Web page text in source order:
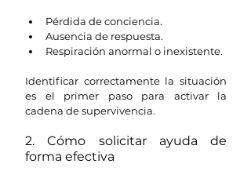
Pérdida de conciencia.
Ausencia de respuesta.
Respiración anormal o inexistente.
Identificar correctamente la situación
es el primer paso para activar la
cadena de supervivencia.
2. Cómo solicitar ayuda de
forma efectiva